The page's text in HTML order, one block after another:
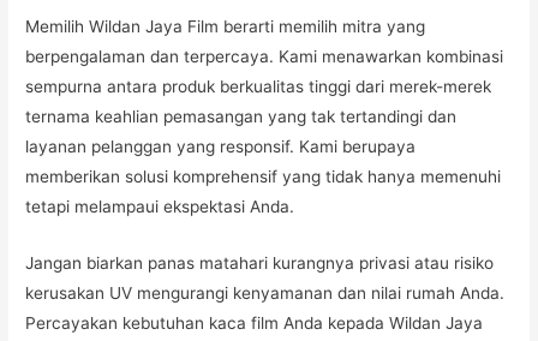
Memilih Wildan Jaya Film berarti memilih mitra yang
berpengalaman dan terpercaya. Kami menawarkan kombinasi
sempurna antara produk berkualitas tinggi dari merek-merek
ternama keahlian pemasangan yang tak tertandingi dan
layanan pelanggan yang responsif. Kami berupaya
memberikan solusi komprehensif yang tidak hanya memenuhi
tetapi melampaui ekspektasi Anda.
Jangan biarkan panas matahari kurangnya privasi atau risiko
kerusakan UV mengurangi kenyamanan dan nilai rumah Anda.
Percayakan kebutuhan kaca film Anda kepada Wildan Jaya